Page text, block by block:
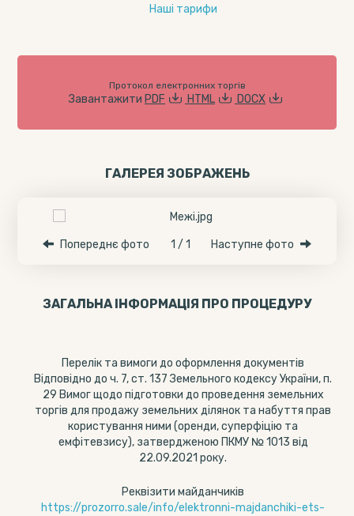
Наші тарифи
Протокол електронних торгів
Завантажити PDF HTML DOCX
ГАЛЕРЕЯ ЗОБРАЖЕНЬ
Попереднє фото 1 / 1 Наступне фото
ЗАГАЛЬНА ІНФОРМАЦІЯ ПРО ПРОЦЕДУРУ
Перелік та вимоги до оформлення документів
Відповідно до ч. 7, ст. 137 Земельного кодексу України, п.
29 Вимог щодо підготовки до проведення земельних
торгів для продажу земельних ділянок та набуття прав
користування ними (оренди, суперфіцію та
емфітевзису), затвердженою ПКМУ № 1013 від
22.09.2021 року.
Реквізити майданчиків
https://prozorro.sale/info/elektronni-majdanchiki-ets-